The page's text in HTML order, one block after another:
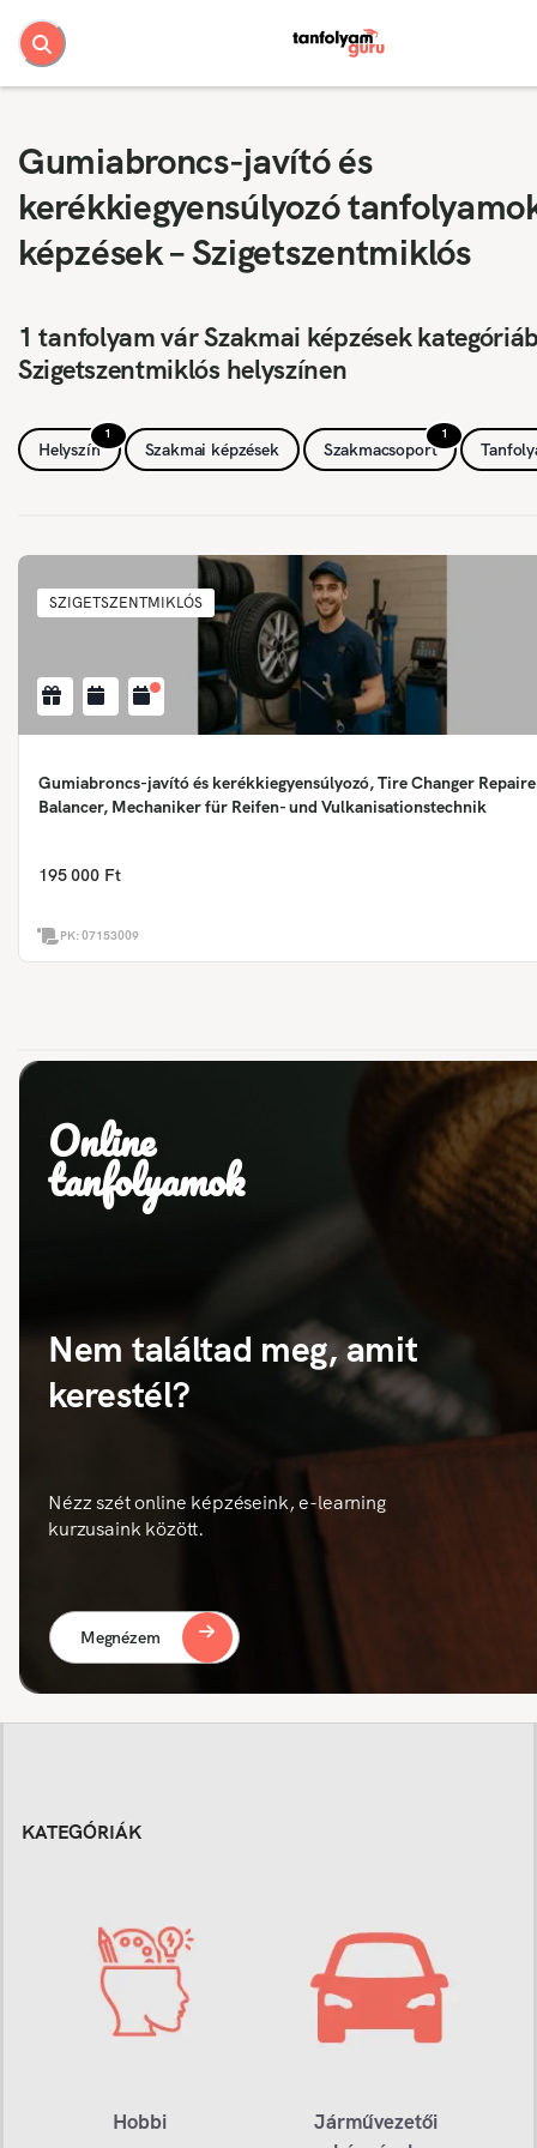
Gumiabroncs-javító és
kerékkiegyensúlyozó
képzések – Szigetszentmiklós
1 tanfolyam vár Szakmai képzések
Szigetszentmiklós helyszínen
1
Helyszín Szakmai képzések
1
Szakmacsoport
SZIGETSZENTMIKLÓS
Gumiabroncs-javító és kerékkiegyensúlyozó, Tire Changer
Balancer, Mechaniker für Reifen- und Vulkanisationstechnik
195 000 Ft
PK:07153009
Online
tanfolyamok
Nem találtad meg, amit
kerestél?
Nézz szét online képzéseink, e-learning
kurzusaink között.
Megnézem
KATEGÓRIÁK
Hobbi
Járművezetői